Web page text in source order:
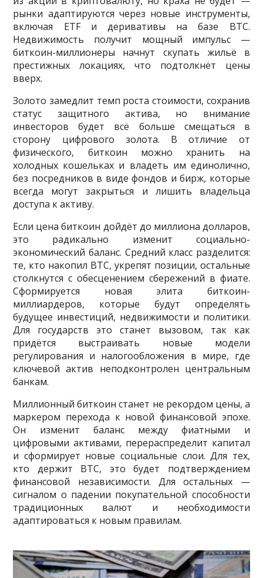
рынки адаптируются через новые инструменты,
включая ETF и деривативы на базе BTC.
Недвижимость получит мощный импульс —
биткоин-миллионеры начнут скупать жильё в
престижных локациях, что подтолкнёт цены
вверх.
Золото замедлит темп роста стоимости, сохранив
статус защитного актива, но внимание
инвесторов будет всё больше смещаться в
сторону цифрового золота. В отличие от
физического, биткоин можно хранить на
холодных кошельках и владеть им единолично,
без посредников в виде фондов и бирж, которые
всегда могут закрыться и лишить владельца
доступа к активу.
Если цена биткоин дойдёт до миллиона долларов,
это радикально изменит социально-
экономический баланс. Средний класс разделится:
те, кто накопил BTC, укрепят позиции, остальные
столкнутся с обесценением сбережений в фиате.
Сформируется новая элита биткоин-
миллиардеров, которые будут определять
будущее инвестиций, недвижимости и политики.
Для государств это станет вызовом, так как
придётся выстраивать новые модели
регулирования и налогообложения в мире, где
ключевой актив неподконтролен центральным
банкам.
Миллионный биткоин станет не рекордом цены, а
маркером перехода к новой финансовой эпохе.
Он изменит баланс между фиатными и
цифровыми активами, перераспределит капитал
и сформирует новые социальные слои. Для тех,
кто держит BTC, это будет подтверждением
финансовой независимости. Для остальных —
сигналом о падении покупательной способности
традиционных валют и необходимости
адаптироваться к новым правилам.